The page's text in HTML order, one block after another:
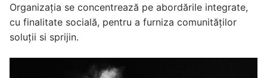
Organizația se concentrează pe abordările integrate,
cu finalitate socială, pentru a furniza comunităților
soluții si sprijin.